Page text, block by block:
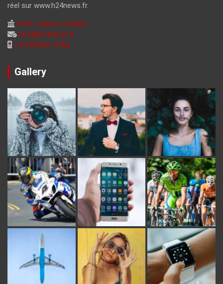
réel sur www.h24news.fr.
4163, Tabora, Gombé
info@h24news.fr
+1(343)301-0762
Gallery